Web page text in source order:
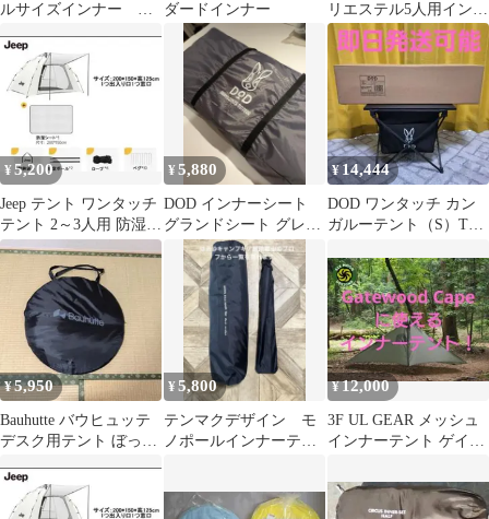
ルサイズインナー グ
ダードインナー
リエステル5人用インナ
ーテント(OD-035062)
¥5,200
Jeep テント ワンタッチ
テント 2～3人用 防湿シ
ート付き JP11F
¥5,880
DOD インナーシート
グランドシート グレー
カマボコ
¥14,444
DOD ワンタッチ カン
ガルーテント（S）T2-
¥5,950
Bauhutte バウヒュッテ
デスク用テント ぼっち
¥5,800
テンマクデザイン モ
ノポールインナーテン
¥12,000
3F UL GEAR メッシュ
インナーテント ゲイト